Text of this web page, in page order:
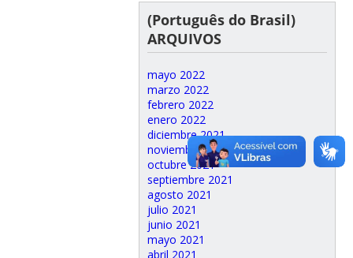
(Português do Brasil)
ARQUIVOS
mayo 2022
marzo 2022
febrero 2022
enero 2022
diciembre 2021
noviembre 2021
octubre 2021
septiembre 2021
agosto 2021
julio 2021
junio 2021
mayo 2021
abril 2021